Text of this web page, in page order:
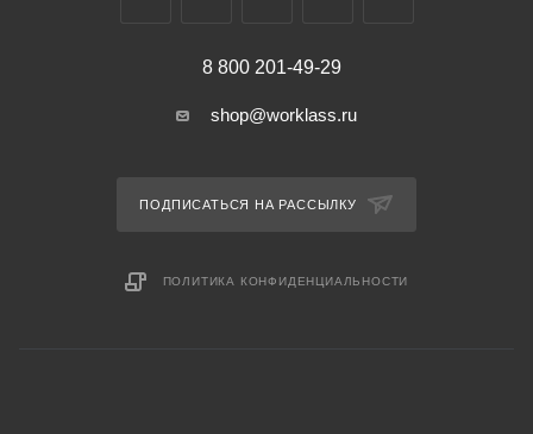
8 800 201-49-29
shop@worklass.ru
ПОДПИСАТЬСЯ НА РАССЫЛКУ
ПОЛИТИКА КОНФИДЕНЦИАЛЬНОСТИ